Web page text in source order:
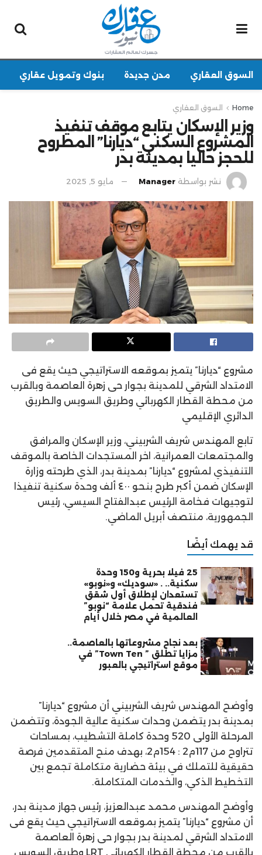
السوق العقاري مدن جديدة بنوك وتمويل عقاري
Home السوق العقاري
وزير الإسكان يتابع موقف تنفيذ
المشروع السكني “ديارنا” المطروح
للحجز حاليا بمدينة بدر
نشر بواسطة Manager مايو 5, 2025
مشروع “ديارنا” يتميز بموقعه الاستراتيجي حيث يقع فى
الامتداد الشرقي للمدينة بجوار حى زهرة العاصمة وبالقرب
من محطة القطار الكهربائي وطريق السويس والطريق
الدائري الإقليمي
تابع المهندس شريف الشربيني، وزير الإسكان والمرافق
والمجتمعات العمرانية، اخر المستجدات الخاصة بالموقف
التنفيذي لمشروع “ديارنا” بمدينة بدر، الذي طرحته وزارة
الإسكان ضمن أكبر طرح بنحو ٤٠٠ ألف وحدة سكنية تنفيذا
لتوجيهات فخامة الرئيس عبدالفتاح السيسي، رئيس
الجمهورية، منتصف أبريل الماضي.
قد يهمك أيضًا
25 فيلا بحرية و150 وحدة
سكنية.. . «سوديك» و«نوبو»
تستعدان لإطلاق أول شقق
فندقية تحمل علامة “نوبو”
العالمية في مصر خلال أيام
بعد نجاح مشروعاتها بالعاصمة..
مزايا تطلق ” Town Ten” في
موقع استراتيجي بالعبور
وأوضح المهندس شريف الشربيني أن مشروع “ديارنا”
بمدينة بدر يتضمن وحدات سكنية عالية الجودة، وتتضمن
المرحلة الأولى 520 وحدة كاملة التشطيب، بمساحات
تتراوح من 117م2 : 154م2، بهدف منح المتقدمين فرصة
حقيقية للتملك في بيئة حضارية متكاملة تجمع بين
التخطيط الذكي، والخدمات المتكاملة.
وأوضح المهندس محمد عبدالعزيز، رئيس جهاز مدينة بدر،
أن مشروع “ديارنا” يتميز بموقعه الاستراتيجي حيث يقع فى
الامتداد الشرقي لمدينة بدر بجوار حى زهرة العاصمة
بالقرب من محطة القطار الكهربائي LRT وطريق السويس